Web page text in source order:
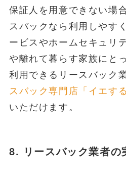
保証人を用意できない場
スバックなら利用しやす
ービスやホームセキュリ
や離れて暮らす家族にと
利用できるリースバック
スバック専門店「イエする
いただけます。
8. リースバック業者の